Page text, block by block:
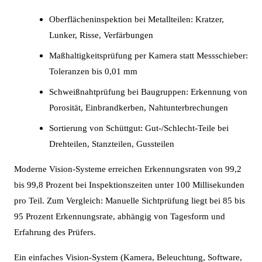
Oberflächeninspektion bei Metallteilen: Kratzer,
Lunker, Risse, Verfärbungen
Maßhaltigkeitsprüfung per Kamera statt Messschieber:
Toleranzen bis 0,01 mm
Schweißnahtprüfung bei Baugruppen: Erkennung von
Porosität, Einbrandkerben, Nahtunterbrechungen
Sortierung von Schüttgut: Gut-/Schlecht-Teile bei
Drehteilen, Stanzteilen, Gussteilen
Moderne Vision-Systeme erreichen Erkennungsraten von 99,2
bis 99,8 Prozent bei Inspektionszeiten unter 100 Millisekunden
pro Teil. Zum Vergleich: Manuelle Sichtprüfung liegt bei 85 bis
95 Prozent Erkennungsrate, abhängig von Tagesform und
Erfahrung des Prüfers.
Ein einfaches Vision-System (Kamera, Beleuchtung, Software,